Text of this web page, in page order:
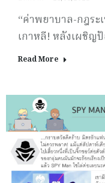
“ค่าพยาบาล-กฎร
เกาหลี! หลังเผชิญ
Read More